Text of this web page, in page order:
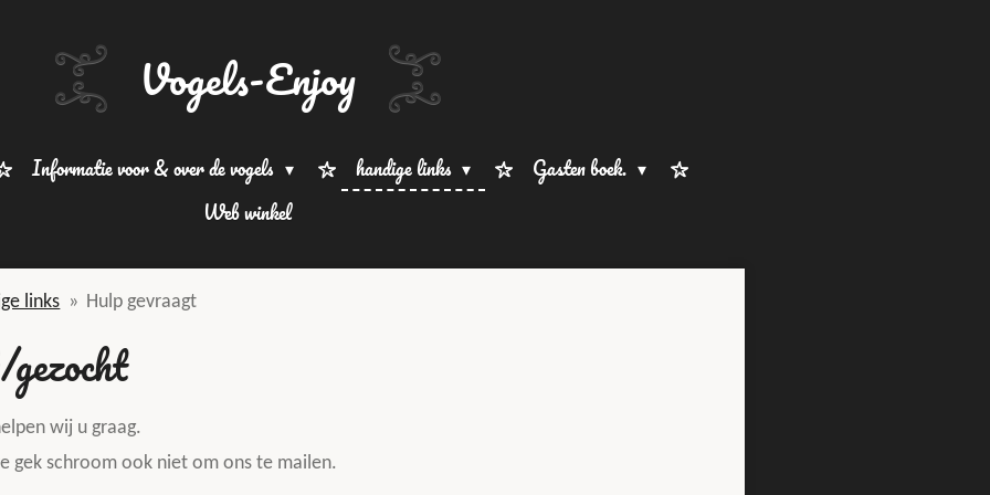
Vogels-Enjoy
Informatie voor & over de vogels handige links
Gasten boek.
Web winkel
links » Hulp gevraagt
wij u graag.
gek schroom ook niet om ons te mailen.